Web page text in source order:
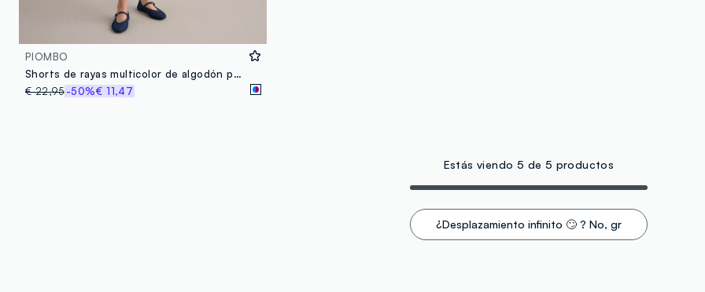
PIOMBO
Shorts de rayas multicolor de algodón puro con efecto crochet
€ 22,95-50%€ 11,47
Estás viendo 5 de 5 productos
¿Desplazamiento infinito 🙄 ? No, gracias. ¡Filtro!